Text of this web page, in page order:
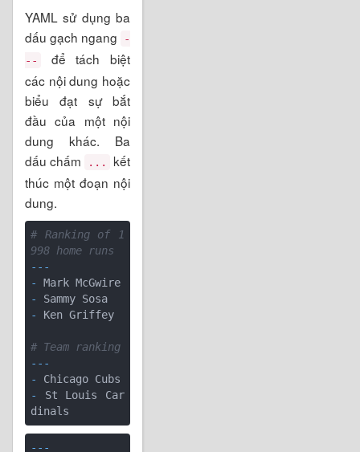
YAML sử dụng ba
dấu gạch ngang
-
--
để tách biệt
các nội dung hoặc
biểu đạt sự bắt
đầu của một nội
dung khác. Ba
dấu chấm
...
kết
thúc một đoạn nội
dung.
# Ranking of 1
998 home runs
---
-
-
-
Ken Griffey
# Team ranking
---
-
-
St Louis Car
---